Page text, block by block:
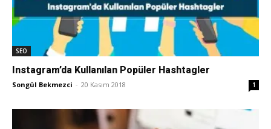
SEO
Instagram’da Kullanılan Popüler Hashtagler
Songül Bekmezci - 20 Kasım 2018 1